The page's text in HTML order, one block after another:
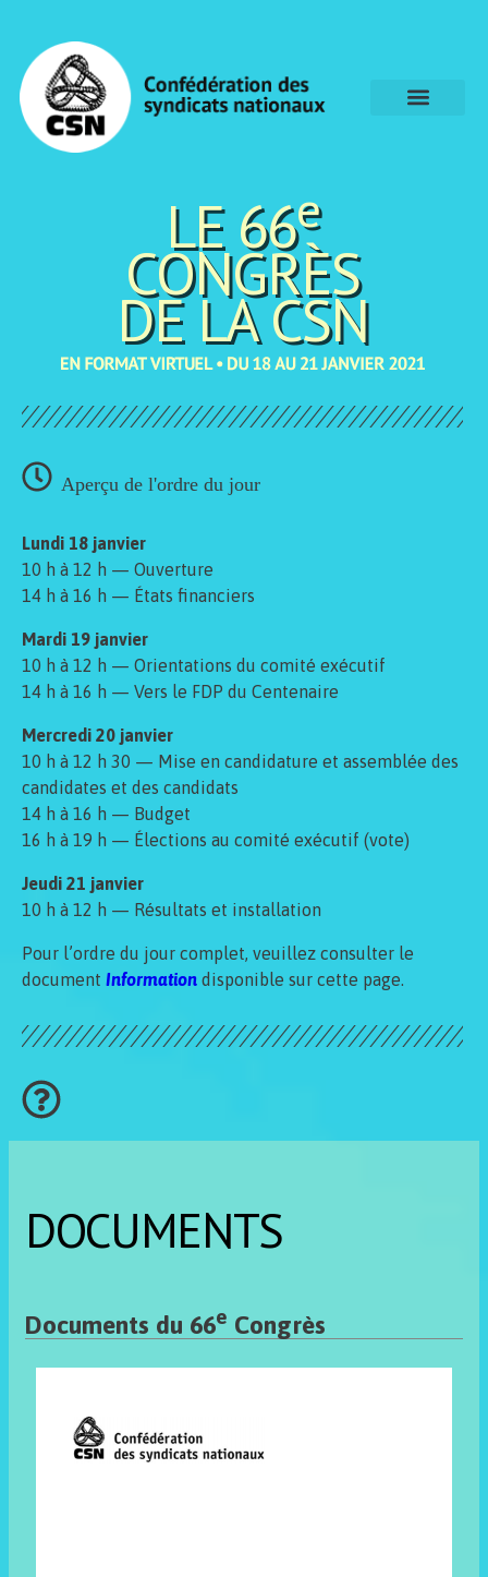
LE 66e
CONGRÈS
DE LA CSN
Aperçu de l'ordre du jour
Lundi 18 janvier
10 h à 12 h — Ouverture
14 h à 16 h — États financiers
Mardi 19 janvier
10 h à 12 h — Orientations du comité exécutif
14 h à 16 h — Vers le FDP du Centenaire
Mercredi 20 janvier
10 h à 12 h 30 — Mise en candidature et assemblée des
candidates et des candidats
14 h à 16 h — Budget
16 h à 19 h — Élections au comité exécutif (vote)
Jeudi 21 janvier
10 h à 12 h — Résultats et installation
Pour l’ordre du jour complet, veuillez consulter le
document Information disponible sur cette page.
DOCUMENTS
Documents du 66e Congrès